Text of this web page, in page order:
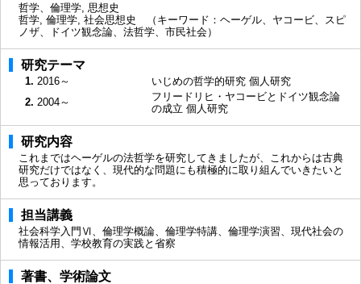
哲学、倫理学, 思想史
哲学, 倫理学, 社会思想史 （キーワード：ヘーゲル、ヤコービ、スピ
ノザ、ドイツ観念論、法哲学、市民社会）
研究テーマ
1. 2016～
いじめの哲学的研究 個人研究
2. 2004～
フリードリヒ・ヤコービとドイツ観念論
の成立 個人研究
研究内容
これまではヘーゲルの法哲学を研究してきましたが、これからは古典
研究だけではなく、現代的な問題にも積極的に取り組んでいきたいと
思っております。
担当講義
社会科学入門Ⅵ、倫理学概論、倫理学特講、倫理学演習、現代社会の
情報活用、学校教育の実践と省察
著書、学術論文